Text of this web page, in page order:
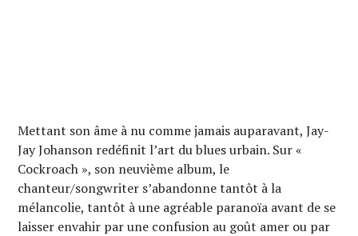
Mettant son âme à nu comme jamais auparavant, Jay-
Jay Johanson redéfinit l’art du blues urbain. Sur «
Cockroach », son neuvième album, le
chanteur/songwriter s’abandonne tantôt à la
mélancolie, tantôt à une agréable paranoïa avant de se
laisser envahir par une confusion au goût amer ou par